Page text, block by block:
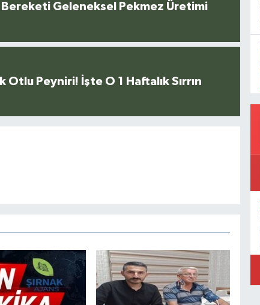
Bereketi Geleneksel Pekmez Üretimi
Otlu Peyniri! İşte O 1 Haftalık Sırrın